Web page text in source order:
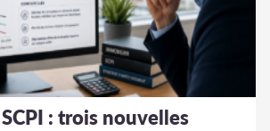
: trois nouvelles